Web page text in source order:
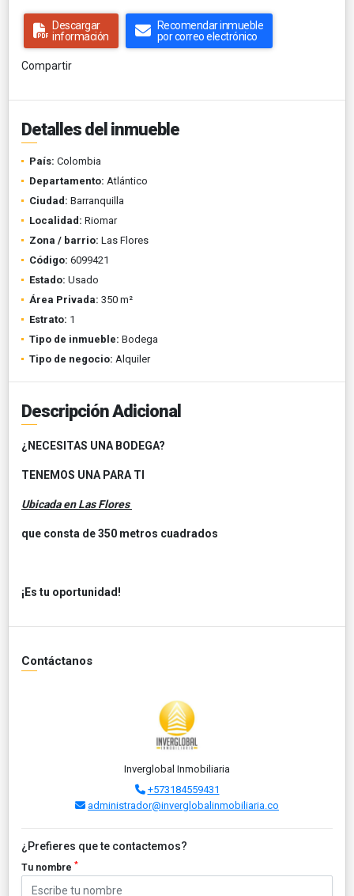
Descargar
información
Recomendar inmueble
por correo electrónico
Compartir
Detalles del inmueble
País: Colombia
Departamento: Atlántico
Ciudad: Barranquilla
Localidad: Riomar
Zona / barrio: Las Flores
Código: 6099421
Estado: Usado
Área Privada: 350 m²
Estrato: 1
Tipo de inmueble: Bodega
Tipo de negocio: Alquiler
Descripción Adicional
¿NECESITAS UNA BODEGA?
TENEMOS UNA PARA TI
Ubicada en Las Flores
que consta de 350 metros cuadrados
¡Es tu oportunidad!
Contáctanos
Inverglobal Inmobiliaria
+573184559431
administrador@inverglobalinmobiliaria.co
¿Prefieres que te contactemos?
Tu nombre *